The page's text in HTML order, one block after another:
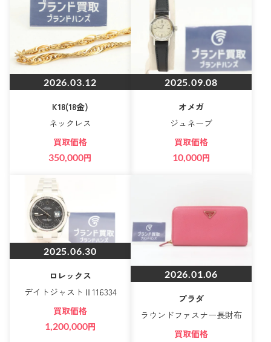
2026.03.12
K18(18金)
ネックレス
買取価格
350,000円
2025.09.08
オメガ
ジュネーブ
買取価格
10,000円
2025.06.30
ロレックス
デイトジャストⅡ116334
買取価格
1,200,000円
2026.01.06
プラダ
ラウンドファスナー長財布
買取価格